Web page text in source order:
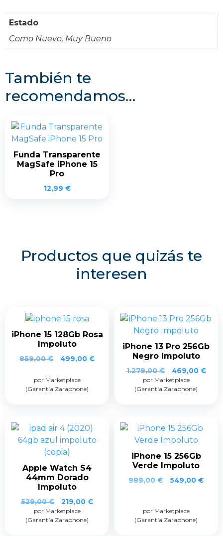
Estado
Como Nuevo, Muy Bueno
También te
recomendamos…
Funda Transparente
MagSafe iPhone 15
Pro
12,99 €
Productos que quizás te
interesen
iPhone 15 128Gb Rosa
Impoluto
859,00€ 499,00 €
por Marketplace
(Garantía Zaraphone)
iPhone 13 Pro 256Gb
Negro Impoluto
1.279,00€ 469,00 €
por Marketplace
(Garantía Zaraphone)
Apple Watch S4
44mm Dorado
Impoluto
529,00€ 219,00 €
por Marketplace
(Garantía Zaraphone)
iPhone 15 256Gb
Verde Impoluto
989,00€ 549,00 €
por Marketplace
(Garantía Zaraphone)